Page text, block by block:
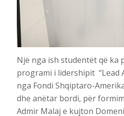
Një nga ish studentët që ka
programi i lidershipit “Lead
nga Fondi Shqiptaro-
dhe anëtar bordi, për
Admir Malaj e kujton